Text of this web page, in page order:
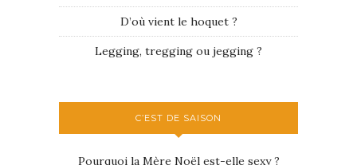
D’où vient le hoquet ?
Legging, tregging ou jegging ?
C’EST DE SAISON
Pourquoi la Mère Noël est-elle sexy ?